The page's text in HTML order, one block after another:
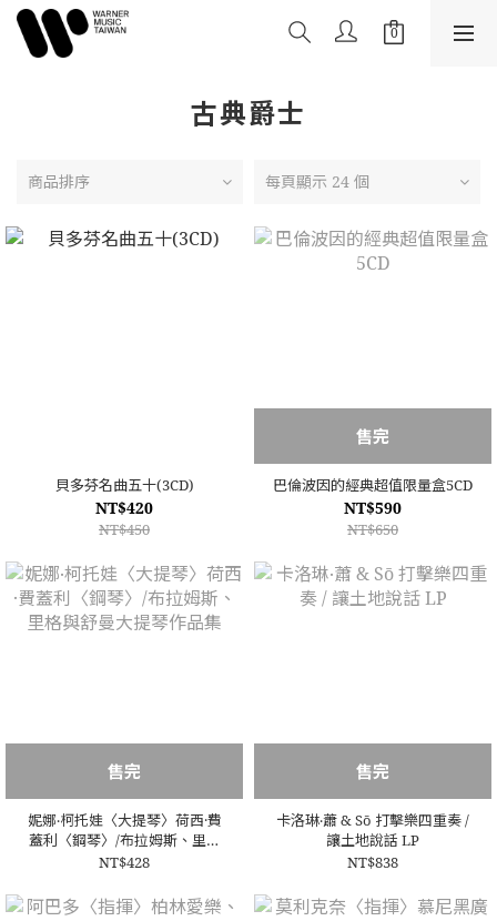
古典爵士
商品排序 每頁顯示 24 個
貝多芬名曲五十(3CD)
NT$420
NT$450
售完
巴倫波因的經典超值限量盒5CD
NT$590
NT$650
售完
妮娜‧柯托娃〈大提琴〉荷西·費
蓋利〈鋼琴〉/布拉姆斯、里格
與舒曼大提琴作品集
NT$428
售完
卡洛琳‧蕭 & Sō 打擊樂四重奏 /
讓土地說話 LP
NT$838